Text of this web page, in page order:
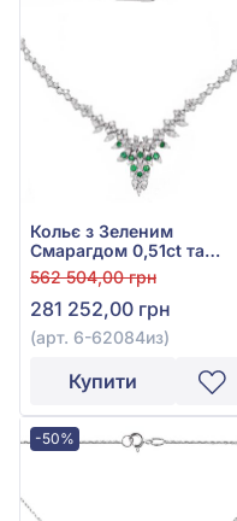
Кольє з Зеленим
Смарагдом 0,51ct та
Діамантами 1,63ct із
білого золота 585°, арт.
6-62084из
562 504,00 грн
281 252,00 грн
(арт. 6-62084из)
Купити
-50%